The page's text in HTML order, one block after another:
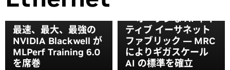
最速、最大、最強の
NVIDIA Blackwell が
MLPerf Training 6.0
を席巻
— オープンな AI ネイ
ティブ イーサネット
ファブリック — MRC
によりギガスケール
AI の標準を確立